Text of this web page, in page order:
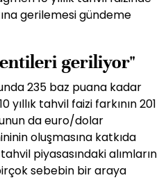
gerilemesi gündeme
geriliyor"
235 baz puana kadar
tahvil faizi farkının 201
da euro/dolar
oluşmasına katkıda
piyasasındaki alımların
sebebin bir araya